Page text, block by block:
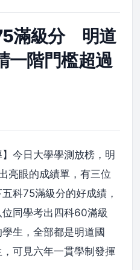
滿級分 明道
一階門檻超過
】今日大學學測放榜，明
亮眼的成績單，有三位
科75滿級分的好成績，
同學考出四科60滿級
生，全部都是明道國
可見六年一貫學制發揮